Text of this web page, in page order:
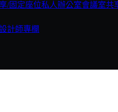
/固定座位私人辦公室會議室共
計師專欄